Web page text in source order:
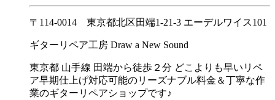
〒114-0014 東京都北区田端1-21-3 エーデルワイス101
ギターリペア工房 Draw a New Sound
東京都 山手線 田端から徒歩２分 どこよりも早いリペ
ア早期仕上げ対応可能のリーズナブル料金＆丁寧な作
業のギターリペアショップです♪